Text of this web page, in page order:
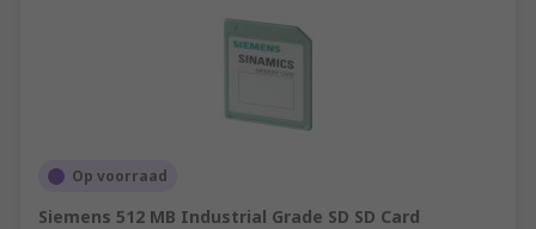
Op voorraad
Siemens 512 MB Industrial Grade SD SD Card